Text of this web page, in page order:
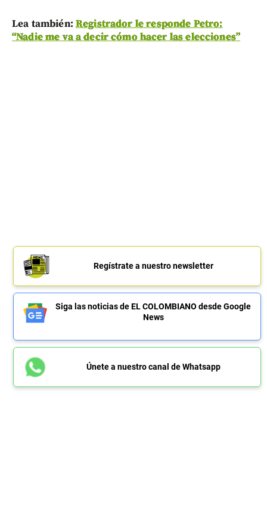
Lea también: Registrador le responde Petro:
“Nadie me va a decir cómo hacer las elecciones”
Regístrate a nuestro newsletter
Siga las noticias de EL COLOMBIANO desde Google
News
Únete a nuestro canal de Whatsapp